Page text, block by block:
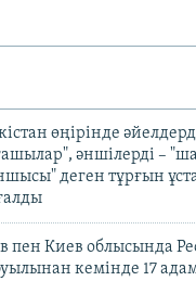
өңірінде
әншілерді –
деген тұрғын
пен Киев облысында
кемінде 17